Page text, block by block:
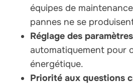
équipes de
pannes ne se
Réglage des
automatiquement pour
énergétique.
Priorité aux questions